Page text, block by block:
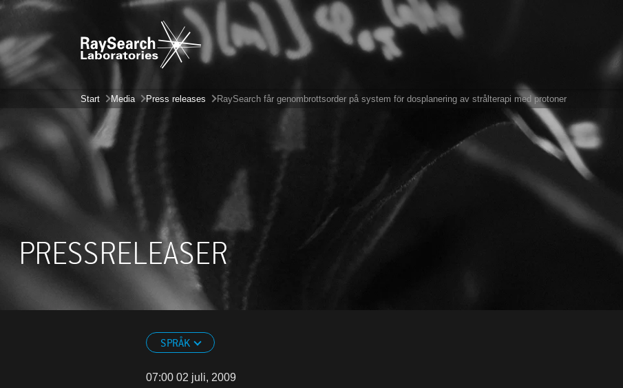
Start Media Press releases RaySearch får genombrottsorder på system för dosplanering av strålterapi med protoner
PRESSRELEASER
SPRÅK
07:00 02 juli, 2009